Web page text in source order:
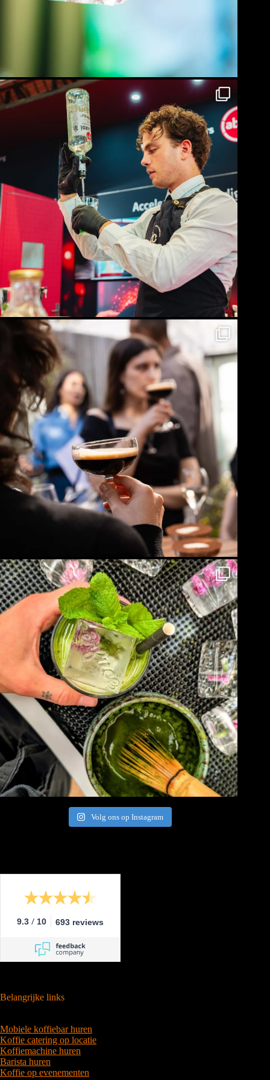
Volg ons op Instagram
9.3 / 10 693 reviews
Belangrijke links
Mobiele koffiebar huren
Koffie catering op locatie
Koffiemachine huren
Barista huren
Koffie op evenementen